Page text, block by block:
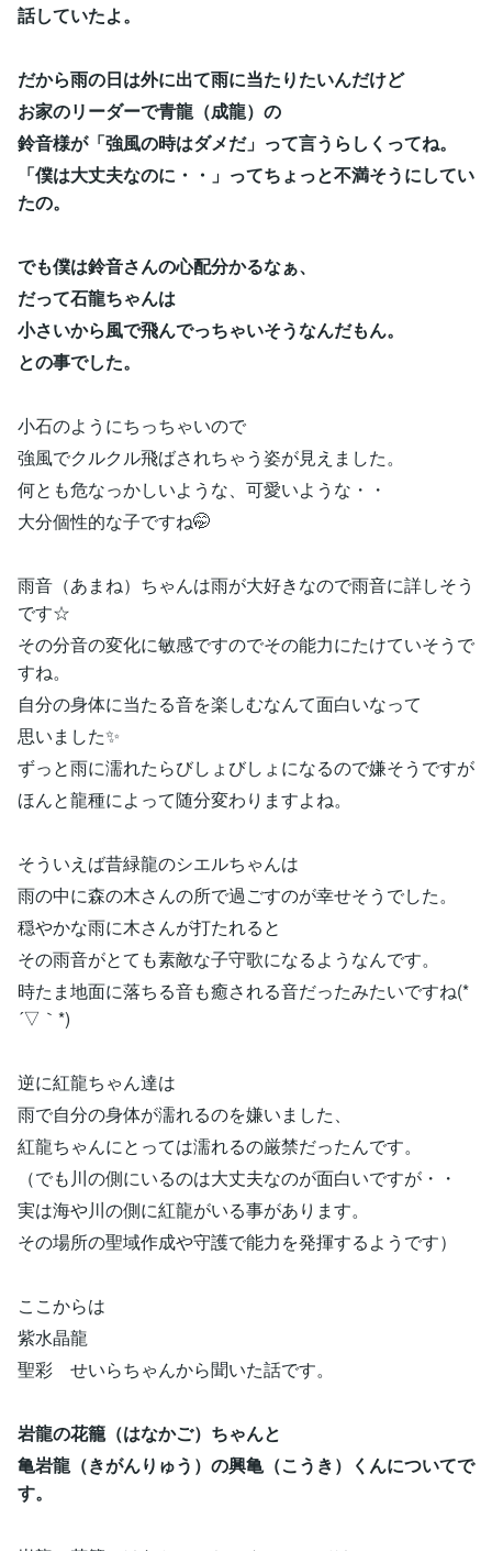
話していたよ。
だから雨の日は外に出て雨に当たりたいんだけど
お家のリーダーで青龍（成龍）の
鈴音様が「強風の時はダメだ」って言うらしくってね。
「僕は大丈夫なのに・・」ってちょっと不満そうにしてい
たの。
でも僕は鈴音さんの心配分かるなぁ、
だって石龍ちゃんは
小さいから風で飛んでっちゃいそうなんだもん。
との事でした。
小石のようにちっちゃいので
強風でクルクル飛ばされちゃう姿が見えました。
何とも危なっかしいような、可愛いような・・
大分個性的な子ですね🤭
雨音（あまね）ちゃんは雨が大好きなので雨音に詳しそう
です☆
その分音の変化に敏感ですのでその能力にたけていそうで
すね。
自分の身体に当たる音を楽しむなんて面白いなって
思いました✨
ずっと雨に濡れたらびしょびしょになるので嫌そうですが
ほんと龍種によって随分変わりますよね。
そういえば昔緑龍のシエルちゃんは
雨の中に森の木さんの所で過ごすのが幸せそうでした。
穏やかな雨に木さんが打たれると
その雨音がとても素敵な子守歌になるようなんです。
時たま地面に落ちる音も癒される音だったみたいですね(*
´▽｀*)
逆に紅龍ちゃん達は
雨で自分の身体が濡れるのを嫌いました、
紅龍ちゃんにとっては濡れるの厳禁だったんです。
（でも川の側にいるのは大丈夫なのが面白いですが・・
実は海や川の側に紅龍がいる事があります。
その場所の聖域作成や守護で能力を発揮するようです）
ここからは
紫水晶龍
聖彩 せいらちゃんから聞いた話です。
岩龍の花籠（はなかご）ちゃんと
亀岩龍（きがんりゅう）の興亀（こうき）くんについてで
す。